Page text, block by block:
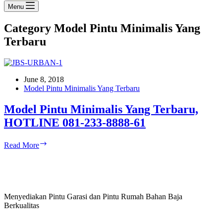
Menu
Category Model Pintu Minimalis Yang
Terbaru
June 8, 2018
Model Pintu Minimalis Yang Terbaru
Model Pintu Minimalis Yang Terbaru,
HOTLINE 081-233-8888-61
Read More
081-
Menyediakan Pintu Garasi dan Pintu Rumah Bahan Baja
Berkualitas